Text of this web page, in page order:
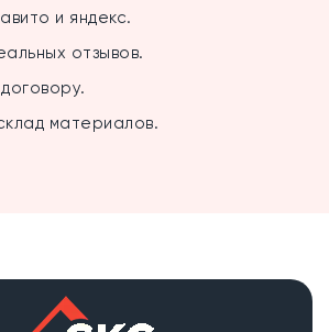
и яндекс.
отзывов.
материалов.